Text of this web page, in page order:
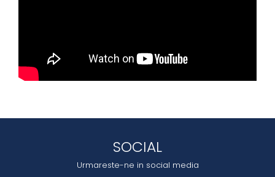
SOCIAL
Urmareste-ne in social media